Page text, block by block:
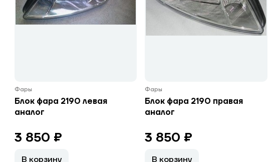
Фары
Блок фара 2190 левая
аналог
3 850 ₽
В корзину
Фары
Блок фара 2190 правая
аналог
3 850 ₽
В корзину